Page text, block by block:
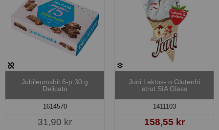
Jubileumsbit 6-p 30 g
Delicato
1614570
31,90 kr
Juni Laktos- o Glutenfri
strut SIA Glass
1411103
158,55 kr